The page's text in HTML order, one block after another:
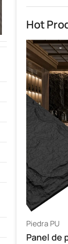
Hot
Piedra PU
Panel de